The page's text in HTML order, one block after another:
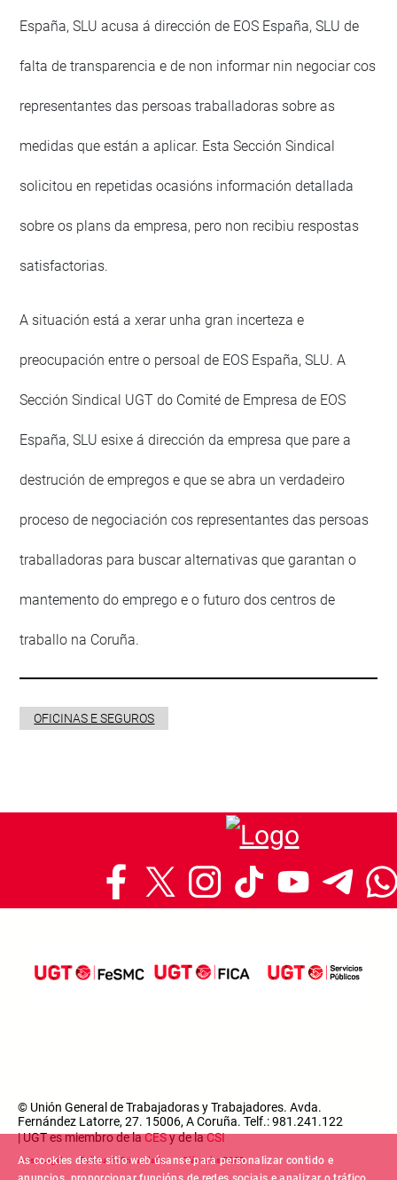
As cookies deste sitio web úsanse para personalizar contido e
España, SLU acusa á dirección de EOS España, SLU de
falta de transparencia e de non informar nin negociar cos
representantes das persoas traballadoras sobre as
medidas que están a aplicar. Esta Sección Sindical
solicitou en repetidas ocasións información detallada
sobre os plans da empresa, pero non recibiu respostas
satisfactorias.
A situación está a xerar unha gran incerteza e
preocupación entre o persoal de EOS España, SLU. A
Sección Sindical UGT do Comité de Empresa de EOS
España, SLU esixe á dirección da empresa que pare a
destrución de empregos e que se abra un verdadeiro
proceso de negociación cos representantes das persoas
traballadoras para buscar alternativas que garantan o
mantemento do emprego e o futuro dos centros de
traballo na Coruña.
OFICINAS E SEGUROS
© Unión General de Trabajadoras y Trabajadores. Avda.
Fernández Latorre, 27. 15006, A Coruña. Telf.: 981.241.122
| UGT es miembro de laCESy de laCSI
Footer menu
Aviso Legal Política de Privacidade Cláusulas RGPD